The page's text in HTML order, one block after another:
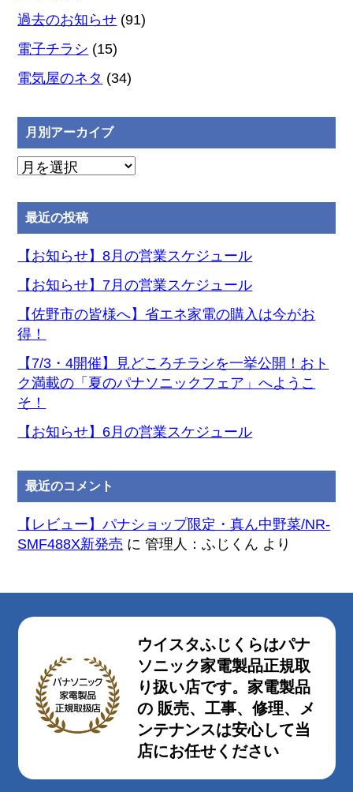
過去のお知らせ (91)
電子チラシ (15)
電気屋のネタ (34)
月別アーカイブ
月
ア
ー
カ
ブ
最近の投稿
【お知らせ】8月の営業スケジュール
【お知らせ】7月の営業スケジュール
【佐野市の皆様へ】省エネ家電の購入は今がお
得！
【7/3・4開催】見どころチラシを一挙公開！おト
ク満載の「夏のパナソニックフェア」へようこ
そ！
【お知らせ】6月の営業スケジュール
最近のコメント
【レビュー】パナショップ限定・真ん中野菜/NR-
SMF488X新発売 に管理人：ふじくん より
ウイスタふじくらはパナ
ソニック家電製品正規取
り扱い店です。家電製品
の 販売、工事、修理、メ
ンテナンスは安心して当
店にお任せください